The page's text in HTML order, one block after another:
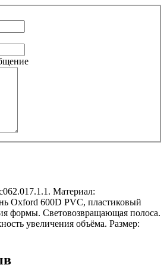
Материал:
Oxford 600D PVC, пластиковый
формы. Световозвращающая полоса.
увеличения объёма. Размер: